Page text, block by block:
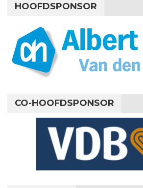
HOOFDSPONSOR
CO-HOOFDSPONSOR